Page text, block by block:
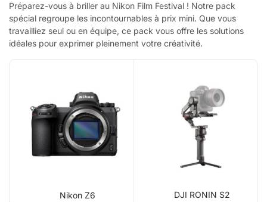
Préparez-vous à briller au Nikon Film Festival ! Notre pack
spécial regroupe les incontournables à prix mini. Que vous
travailliez seul ou en équipe, ce pack vous offre les solutions
idéales pour exprimer pleinement votre créativité.
Nikon Z6 DJI RONIN S2